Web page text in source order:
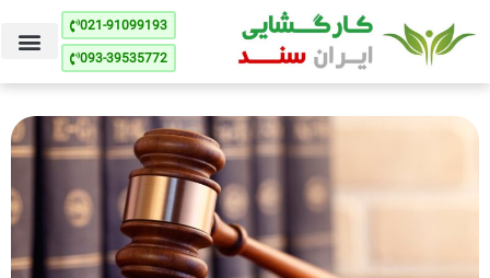
021-91099193
093-39535772